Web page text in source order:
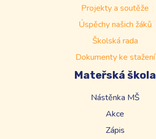
Projekty a soutěže
Úspěchy našich žáků
Školská rada
Dokumenty ke stažení
Mateřská škola
Nástěnka MŠ
Akce
Zápis